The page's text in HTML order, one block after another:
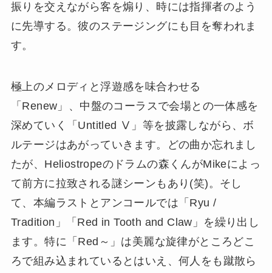
振りを交えながら客を煽り、時には指揮者のよう
に先導する。彼のステージングにも目を奪われま
す。
極上のメロディと浮遊感を味合わせる
「Renew」、中盤のコーラスで会場との一体感を
深めていく「Untitled Ⅴ」等を披露しながら、ボ
ルテージはあがっていきます。どの曲か忘れまし
たが、Heliostropeのドラムの森くんがMikeによっ
て前方に拉致される謎シーンもあり(笑)。そし
て、本編ラストとアンコールでは「Ryu /
Tradition」「Red in Tooth and Claw」を繰り出し
ます。特に「Red～」は美麗な旋律がところどこ
ろで組み込まれているとはいえ、何人をも蹴散ら